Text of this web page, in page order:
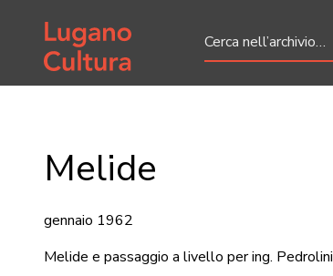
Home page
Melide
gennaio 1962
Melide e passaggio a livello per ing. Pedrolini